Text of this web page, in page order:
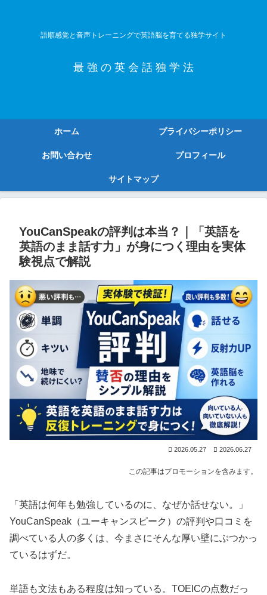
語順感覚と音声トレーニングで英語脳を育てる独学サイト
最 強 の 英 会 話 独 学 法
ホーム プライバシーポリシー
お問い合わせ プロフィール
サイトマップ
YouCanSpeakの評判は本当？｜「英語を
英語のまま話す力」が身につく理由を実体
験視点で解説
2026.05.27 2026.06.27
この記事はプロモーションを含みます。
「英語は何年も勉強しているのに、なぜか話せない。」
YouCanSpeak（ユーキャンスピーク）の評判や口コミを
調べている人の多くは、今まさにそんな厚い壁にぶつかっ
ているはずだ。
単語も文法もある程度は知っている。TOEICの点数だっ